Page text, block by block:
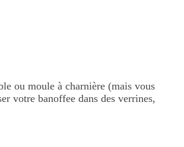
Gâteaux secs Sablés
Mignardises
Tiramisu
ou moule à charnière (mais vous
votre banoffee dans des verrines,